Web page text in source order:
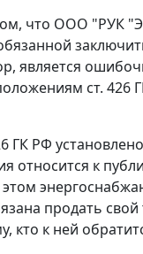
что ООО "РУК
является
ст. 426
ГК РФ
относится к
продать свой
кто к ней